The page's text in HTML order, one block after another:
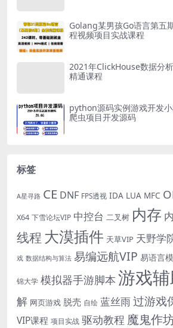
Golang某男孩Go语言第五
程视频项目实战课程
2021年ClickHouse数据分
精通课程
python源码实例游戏开发
爬虫项目开发源码
标签
A星寻路 CE DNF FPS透视 IDA LUA MFC
X64 下雪论坛VIP 中控台 二叉树 内存
线程 大漠插件 天草VIP 天野学
戏 数据结构与算法 易编远航VIP 易语言
锦大学 模拟器手游脚本 游戏
解 网页游戏 脱壳 自绘 蓝丝雨过游戏
VIP课程 项目实战 驱动教程 魔鬼作